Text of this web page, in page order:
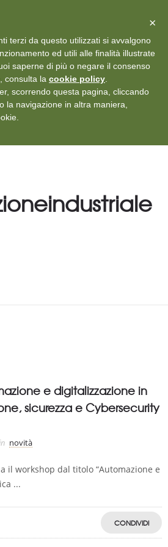
info@aceper.it Statuto
e digitalizzazione in
sicurezza e Cybersecurity
novità
il workshop dal titolo “Automazione e
...
CONDIVIDI
dati personali ×
terzi da questo utilizzati si avvalgono
ed utili alle finalità illustrate
saperne di più o negare il consenso
consulta la cookie policy
scorrendo questa pagina, cliccando
la navigazione in altra maniera,